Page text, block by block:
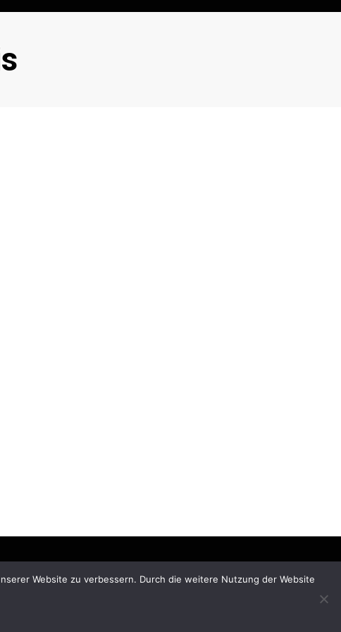
Website zu verbessern. Durch die weitere Nutzung der Website